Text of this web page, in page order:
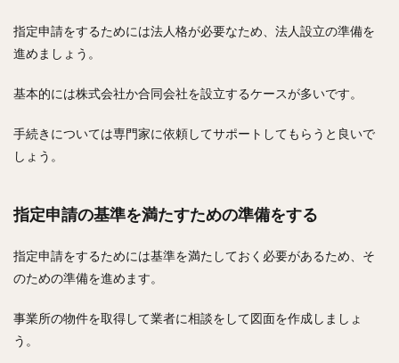
指定申請をするためには法人格が必要なため、法人設立の準備を
進めましょう。
基本的には株式会社か合同会社を設立するケースが多いです。
手続きについては専門家に依頼してサポートしてもらうと良いで
しょう。
指定申請の基準を満たすための準備をする
指定申請をするためには基準を満たしておく必要があるため、そ
のための準備を進めます。
事業所の物件を取得して業者に相談をして図面を作成しましょ
う。